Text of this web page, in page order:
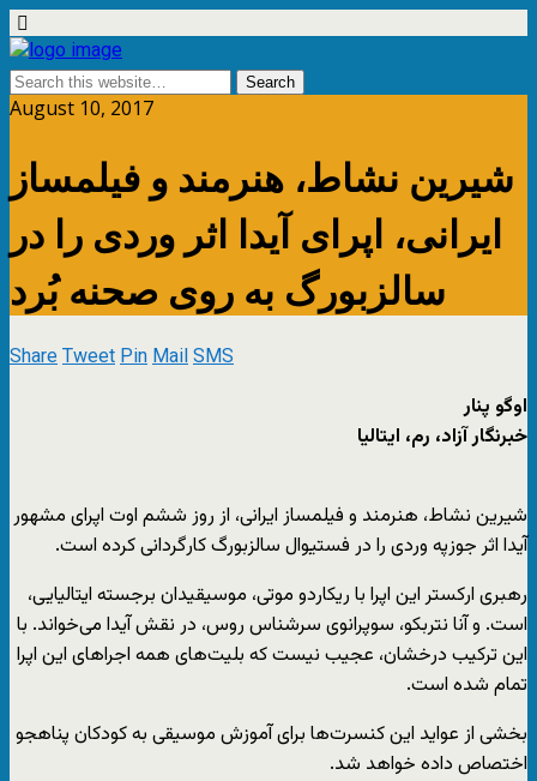
August 10, 2017
شیرین نشاط، هنرمند و فیلمساز
ایرانی، اپرای آیدا اثر وردی را در
سالزبورگ به روی صحنه بُرد
ShareTweetPinMailSMS
اوگو پنار
خبرنگار آزاد، رم، ایتالیا
شیرین نشاط، هنرمند و فیلمساز ایرانی، از روز ششم اوت اپرای مشهور
آیدا اثر جوزپه وردی را در فستیوال سالزبورگ کارگردانی کرده است.
رهبری ارکستر این اپرا با ریکاردو موتی، موسیقیدان برجسته ایتالیایی،
است. و آنا نتربکو، سوپرانوی سرشناس روس، در نقش آیدا می‌خواند. با
این ترکیب درخشان، عجیب نیست که بلیت‌های همه اجراهای این اپرا
تمام شده است.
بخشی از عواید این کنسرت‌ها برای آموزش موسیقی به کودکان پناهجو
اختصاص داده خواهد شد.